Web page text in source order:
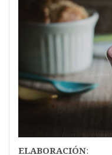
ELABORACIÓN: